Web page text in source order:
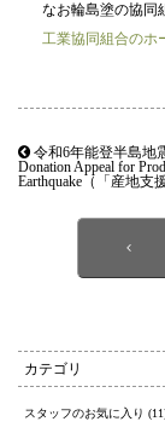
なお輪島塗の協同
工業協同組合のホ
令和6年能登半島
Donation Appeal for
Earthquake（「産地支
カテゴリ
スタッフのお気に入り